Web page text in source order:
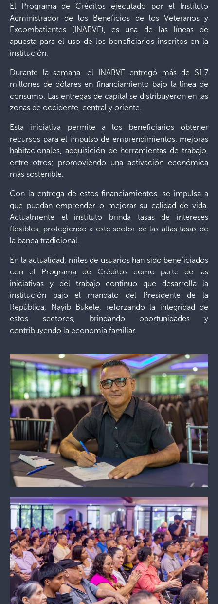
El Programa de Créditos ejecutado por el Instituto
Administrador de los Beneficios de los Veteranos y
Excombatientes (INABVE), es una de las líneas de
apuesta para el uso de los beneficiarios inscritos en la
institución.
Durante la semana, el INABVE entregó más de $1.7
millones de dólares en financiamiento bajo la línea de
consumo. Las entregas de capital se distribuyeron en las
zonas de occidente, central y oriente.
Esta iniciativa permite a los beneficiarios obtener
recursos para el impulso de emprendimientos, mejoras
habitacionales, adquisición de herramientas de trabajo,
entre otros; promoviendo una activación económica
más sostenible.
Con la entrega de estos financiamientos, se impulsa a
que puedan emprender o mejorar su calidad de vida.
Actualmente el instituto brinda tasas de intereses
flexibles, protegiendo a este sector de las altas tasas de
la banca tradicional.
En la actualidad, miles de usuarios han sido beneficiados
con el Programa de Créditos como parte de las
iniciativas y del trabajo continuo que desarrolla la
institución bajo el mandato del Presidente de la
República, Nayib Bukele, reforzando la integridad de
estos sectores, brindando oportunidades y
contribuyendo la economía familiar.